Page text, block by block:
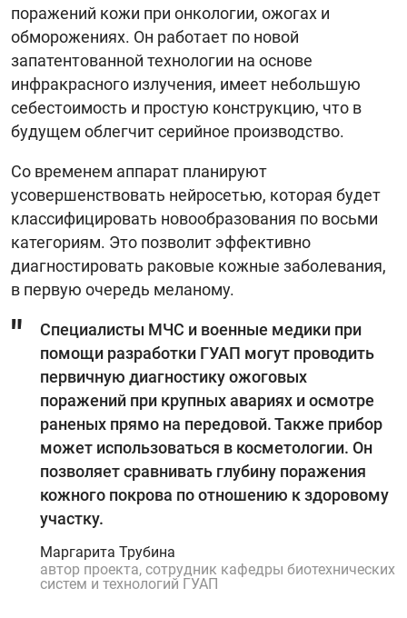
поражений кожи при онкологии, ожогах и
обморожениях. Он работает по новой
запатентованной технологии на основе
инфракрасного излучения, имеет небольшую
себестоимость и простую конструкцию, что в
будущем облегчит серийное производство.
Со временем аппарат планируют
усовершенствовать нейросетью, которая будет
классифицировать новообразования по восьми
категориям. Это позволит эффективно
диагностировать раковые кожные заболевания,
в первую очередь меланому.
Специалисты МЧС и военные медики при
помощи разработки ГУАП могут проводить
первичную диагностику ожоговых
поражений при крупных авариях и осмотре
раненых прямо на передовой. Также прибор
может использоваться в косметологии. Он
позволяет сравнивать глубину поражения
кожного покрова по отношению к здоровому
участку.
Маргарита Трубина
автор проекта, сотрудник кафедры биотехнических
систем и технологий ГУАП